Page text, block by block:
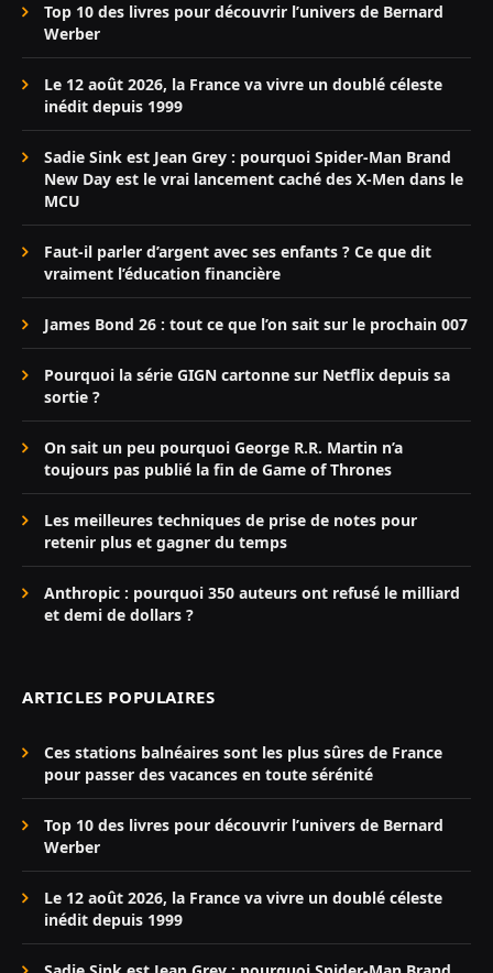
Top 10 des livres pour découvrir l’univers de Bernard
Werber
Le 12 août 2026, la France va vivre un doublé céleste
inédit depuis 1999
Sadie Sink est Jean Grey : pourquoi Spider-Man Brand
New Day est le vrai lancement caché des X-Men dans le
MCU
Faut-il parler d’argent avec ses enfants ? Ce que dit
vraiment l’éducation financière
James Bond 26 : tout ce que l’on sait sur le prochain 007
Pourquoi la série GIGN cartonne sur Netflix depuis sa
sortie ?
On sait un peu pourquoi George R.R. Martin n’a
toujours pas publié la fin de Game of Thrones
Les meilleures techniques de prise de notes pour
retenir plus et gagner du temps
Anthropic : pourquoi 350 auteurs ont refusé le milliard
et demi de dollars ?
ARTICLES POPULAIRES
Ces stations balnéaires sont les plus sûres de France
pour passer des vacances en toute sérénité
Top 10 des livres pour découvrir l’univers de Bernard
Werber
Le 12 août 2026, la France va vivre un doublé céleste
inédit depuis 1999